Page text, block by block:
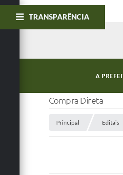
A
TRANSPARÊNCIA
Compra Direta
Principal Editais